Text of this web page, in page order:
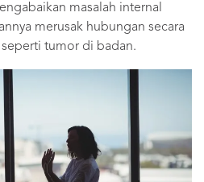
masalah internal
merusak hubungan secara
tumor di badan.